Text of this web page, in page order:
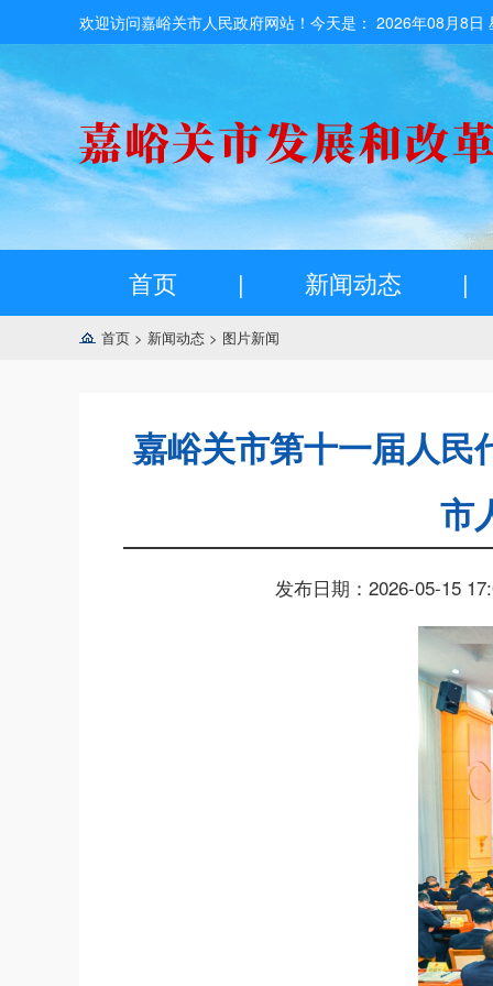
欢迎访问嘉峪关市人民政府网站！今天是： 2026年08月8日
首页 | 新闻动态 |
首页 > 新闻动态 > 图片新闻
嘉峪关市第十一届人民
市
发布日期：2026-05-15